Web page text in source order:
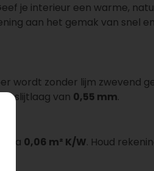
je interieur een warme,
aan het gemak van snel
wordt zonder lijm zwevend
slijtlaag van 0,55 mm.
0,06 m² K/W. Houd